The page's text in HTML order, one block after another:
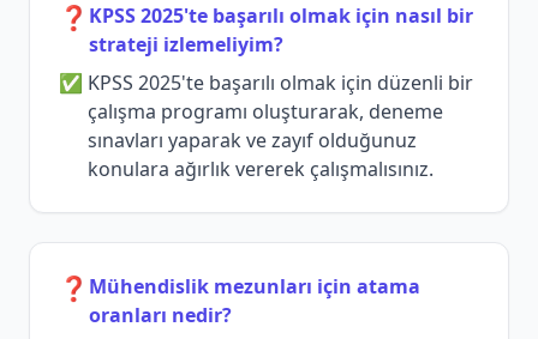
❓ KPSS 2025'te başarılı olmak için nasıl bir
strateji izlemeliyim?
KPSS 2025'te başarılı olmak için düzenli bir
çalışma programı oluşturarak, deneme
sınavları yaparak ve zayıf olduğunuz
konulara ağırlık vererek çalışmalısınız.
❓ Mühendislik mezunları için atama
oranları nedir?